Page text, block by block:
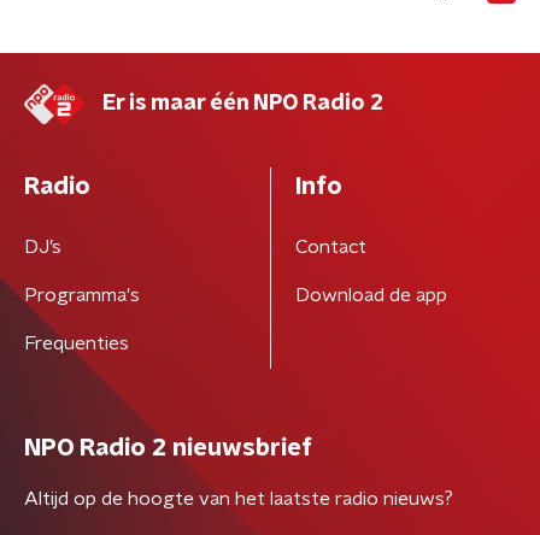
Er is maar één NPO Radio 2
Radio
DJ’s
Programma's
Frequenties
Info
Contact
Download de app
NPO Radio 2 nieuwsbrief
Altijd op de hoogte van het laatste radio nieuws?